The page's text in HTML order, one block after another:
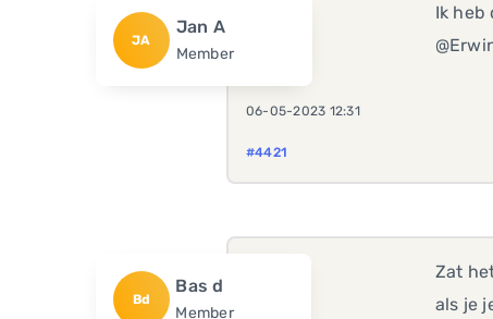
JA
Jan A
Member
06-05-2023 12:31
#4421
Ik heb
Bd
Bas d
Member
Zat
als je